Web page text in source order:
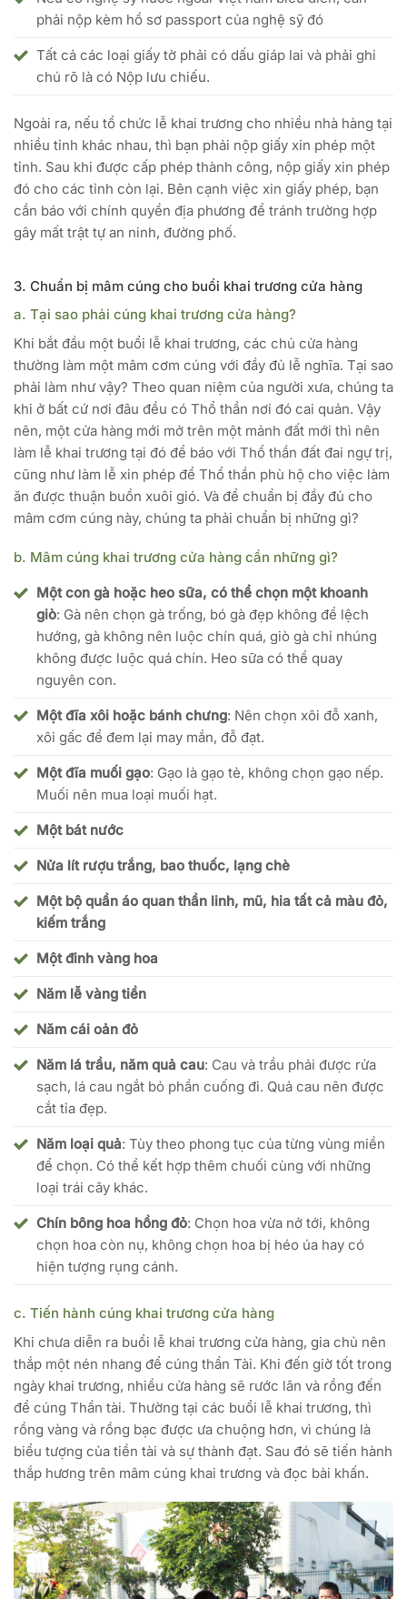
phải nộp kèm hồ sơ passport của nghệ sỹ đó
Tất cả các loại giấy tờ phải có dấu giáp lai và phải ghi
chú rõ là có Nộp lưu chiếu.
Ngoài ra, nếu tổ chức lễ khai trương cho nhiều nhà hàng tại
nhiều tỉnh khác nhau, thì bạn phải nộp giấy xin phép một
tỉnh. Sau khi được cấp phép thành công, nộp giấy xin phép
đó cho các tỉnh còn lại. Bên cạnh việc xin giấy phép, bạn
cần báo với chính quyền địa phương để tránh trường hợp
gây mất trật tự an ninh, đường phố.
3. Chuẩn bị mâm cúng cho buổi khai trương cửa hàng
a. Tại sao phải cúng khai trương cửa hàng?
Khi bắt đầu một buổi lễ khai trương, các chủ cửa hàng
thường làm một mâm cơm cúng với đầy đủ lễ nghĩa. Tại sao
phải làm như vậy? Theo quan niệm của người xưa, chúng ta
khi ở bất cứ nơi đâu đều có Thổ thần nơi đó cai quản. Vậy
nên, một cửa hàng mới mở trên một mảnh đất mới thì nên
làm lễ khai trương tại đó để báo với Thổ thần đất đai ngự trị,
cũng như làm lễ xin phép để Thổ thần phù hộ cho việc làm
ăn được thuận buồn xuôi gió. Và để chuẩn bị đầy đủ cho
mâm cơm cúng này, chúng ta phải chuẩn bị những gì?
b. Mâm cúng khai trương cửa hàng cần những gì?
Một con gà hoặc heo sữa, có thể chọn một khoanh
giò: Gà nên chọn gà trống, bó gà đẹp không để lệch
hướng, gà không nên luộc chín quá, giò gà chỉ nhúng
không được luộc quá chín. Heo sữa có thể quay
nguyên con.
Một đĩa xôi hoặc bánh chưng: Nên chọn xôi đỗ xanh,
xôi gấc để đem lại may mắn, đỗ đạt.
Một đĩa muối gạo: Gạo là gạo tẻ, không chọn gạo nếp.
Muối nên mua loại muối hạt.
Một bát nước
Nửa lít rượu trắng, bao thuốc, lạng chè
Một bộ quần áo quan thần linh, mũ, hia tất cả màu đỏ,
kiếm trắng
Một đinh vàng hoa
Năm lễ vàng tiền
Năm cái oản đỏ
Năm lá trầu, năm quả cau: Cau và trầu phải được rửa
sạch, lá cau ngắt bỏ phần cuống đi. Quả cau nên được
cắt tỉa đẹp.
Năm loại quả: Tùy theo phong tục của từng vùng miền
để chọn. Có thể kết hợp thêm chuối cùng với những
loại trái cây khác.
Chín bông hoa hồng đỏ: Chọn hoa vừa nở tới, không
chọn hoa còn nụ, không chọn hoa bị héo úa hay có
hiện tượng rụng cánh.
c. Tiến hành cúng khai trương cửa hàng
Khi chưa diễn ra buổi lễ khai trương cửa hàng, gia chủ nên
thắp một nén nhang để cúng thần Tài. Khi đến giờ tốt trong
ngày khai trương, nhiều cửa hàng sẽ rước lân và rồng đến
để cúng Thần tài. Thường tại các buổi lễ khai trương, thì
rồng vàng và rồng bạc được ưa chuộng hơn, vì chúng là
biểu tượng của tiền tài và sự thành đạt. Sau đó sẽ tiến hành
thắp hương trên mâm cúng khai trương và đọc bài khấn.